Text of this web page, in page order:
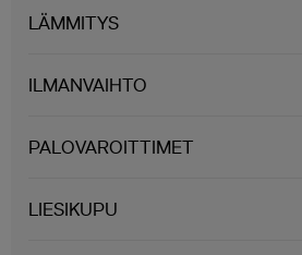
LÄMMITYS
ILMANVAIHTO
PALOVAROITTIMET
LIESIKUPU